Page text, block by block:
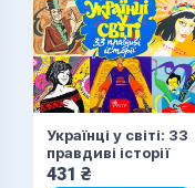
Українці у світі: 33
правдиві історії
431 ₴